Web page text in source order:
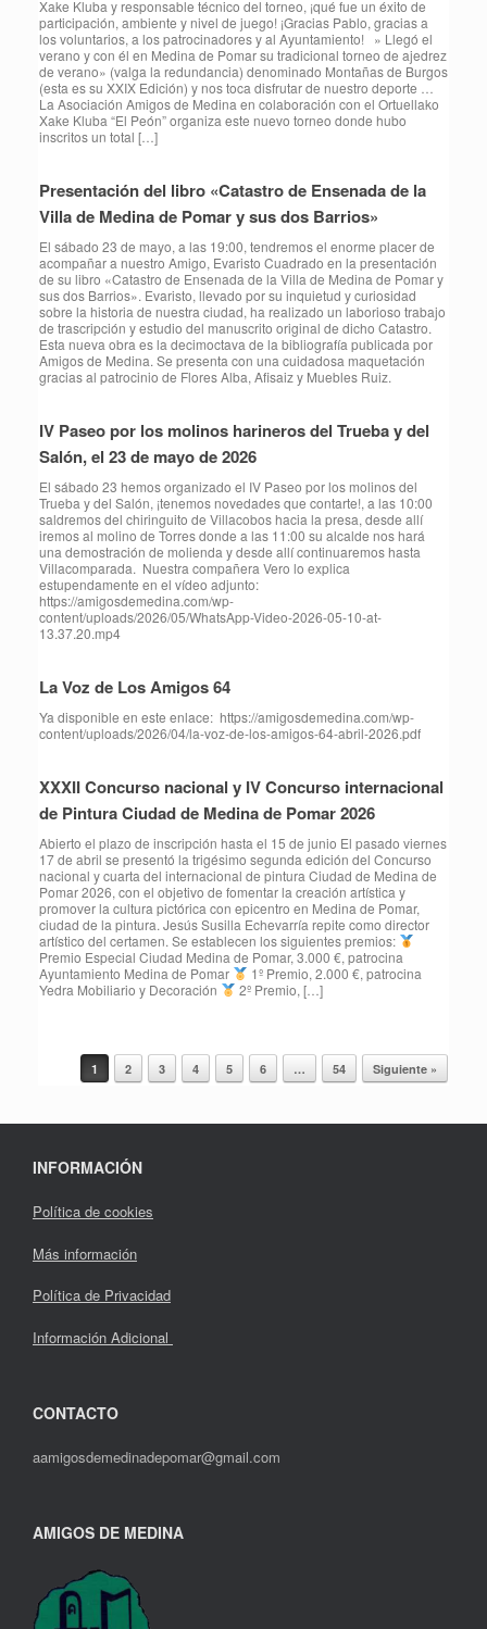
Xake Kluba y responsable técnico del torneo, ¡qué fue un éxito de
participación, ambiente y nivel de juego! ¡Gracias Pablo, gracias a
los voluntarios, a los patrocinadores y al Ayuntamiento! » Llegó el
verano y con él en Medina de Pomar su tradicional torneo de ajedrez
de verano» (valga la redundancia) denominado Montañas de Burgos
(esta es su XXIX Edición) y nos toca disfrutar de nuestro deporte …
La Asociación Amigos de Medina en colaboración con el Ortuellako
Xake Kluba “El Peón” organiza este nuevo torneo donde hubo
inscritos un total […]
Presentación del libro «Catastro de Ensenada de la
Villa de Medina de Pomar y sus dos Barrios»
El sábado 23 de mayo, a las 19:00, tendremos el enorme placer de
acompañar a nuestro Amigo, Evaristo Cuadrado en la presentación
de su libro «Catastro de Ensenada de la Villa de Medina de Pomar y
sus dos Barrios». Evaristo, llevado por su inquietud y curiosidad
sobre la historia de nuestra ciudad, ha realizado un laborioso trabajo
de trascripción y estudio del manuscrito original de dicho Catastro.
Esta nueva obra es la decimoctava de la bibliografía publicada por
Amigos de Medina. Se presenta con una cuidadosa maquetación
gracias al patrocinio de Flores Alba, Afisaiz y Muebles Ruiz.
IV Paseo por los molinos harineros del Trueba y del
Salón, el 23 de mayo de 2026
⁠El sábado 23 hemos organizado el IV Paseo por los molinos del
Trueba y del Salón, ¡tenemos novedades que contarte!, a las 10:00
saldremos del chiringuito de Villacobos hacia la presa, desde allí
iremos al molino de Torres donde a las 11:00 su alcalde nos hará
una demostración de molienda y desde allí continuaremos hasta
Villacomparada. Nuestra compañera Vero lo explica
estupendamente en el vídeo adjunto:
https://amigosdemedina.com/wp-
content/uploads/2026/05/WhatsApp-Video-2026-05-10-at-
13.37.20.mp4
La Voz de Los Amigos 64
Ya disponible en este enlace: https://amigosdemedina.com/wp-
content/uploads/2026/04/la-voz-de-los-amigos-64-abril-2026.pdf
XXXII Concurso nacional y IV Concurso internacional
de Pintura Ciudad de Medina de Pomar 2026
Abierto el plazo de inscripción hasta el 15 de junio El pasado viernes
17 de abril se presentó la trigésimo segunda edición del Concurso
nacional y cuarta del internacional de pintura Ciudad de Medina de
Pomar 2026, con el objetivo de fomentar la creación artística y
promover la cultura pictórica con epicentro en Medina de Pomar,
ciudad de la pintura. Jesús Susilla Echevarría repite como director
artístico del certamen. Se establecen los siguientes premios:
Premio Especial Ciudad Medina de Pomar, 3.000 €, patrocina
Ayuntamiento Medina de Pomar
1º Premio, 2.000 €, patrocina
Yedra Mobiliario y Decoración
2º Premio, […]
Navegador de artículos
1 2 3 4 5 6 … 54 Siguiente »
INFORMACIÓN
Política de cookies
Más información
Política de Privacidad
Información Adicional
CONTACTO
aamigosdemedinadepomar@gmail.com
AMIGOS DE MEDINA